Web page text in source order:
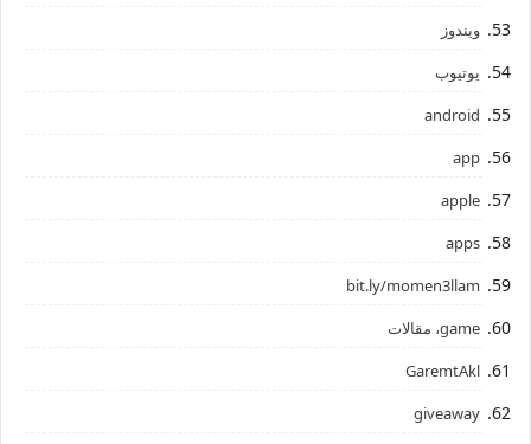
ويندوز
يوتيوب
android
app
apple
apps
bit.ly/momen3llam
game، مقالات
GaremtAkl
giveaway